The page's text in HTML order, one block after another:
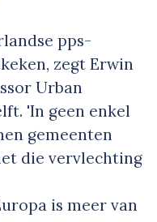
pps-
zegt Erwin
Urban
'In geen enkel
gemeenten
die vervlechting
is meer van